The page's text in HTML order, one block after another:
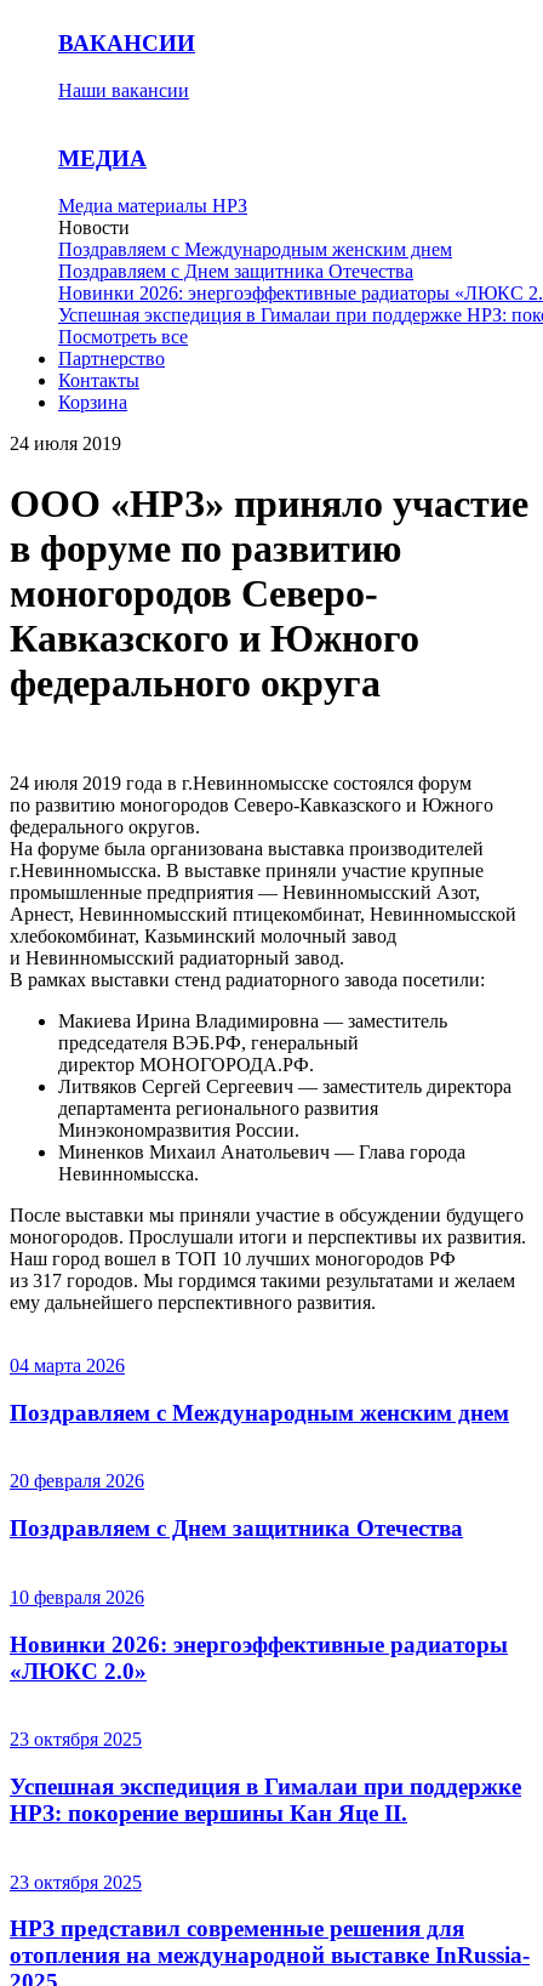
ВАКАНСИИ
Наши вакансии
МЕДИА
Медиа материалы НРЗ
Новости
Поздравляем с Международным женским днем
Поздравляем с Днем защитника Отечества
Новинки 2026: энергоэффективные радиаторы «ЛЮКС
Успешная экспедиция в Гималаи при поддержке НРЗ:
Посмотреть все
Партнерство
Контакты
Корзина
24 июля 2019
ООО «НРЗ» приняло участие
в форуме по развитию
моногородов Северо-
Кавказского и Южного
федерального округа
24 июля 2019 года в г.Невинномысске состоялся форум
по развитию моногородов Северо-Кавказского и Южного
федерального округов.
На форуме была организована выставка производителей
г.Невинномысска. В выставке приняли участие крупные
промышленные предприятия — Невинномысский Азот,
Арнест, Невинномысский птицекомбинат, Невинномысской
хлебокомбинат, Казьминский молочный завод
и Невинномысский радиаторный завод.
В рамках выставки стенд радиаторного завода посетили:
Макиева Ирина Владимировна — заместитель
председателя ВЭБ.РФ, генеральный
директор МОНОГОРОДА.РФ.
Литвяков Сергей Сергеевич — заместитель директора
департамента регионального развития
Минэкономразвития России.
Миненков Михаил Анатольевич — Глава города
Невинномысска.
После выставки мы приняли участие в обсуждении будущего
моногородов. Прослушали итоги и перспективы их развития.
Наш город вошел в ТОП 10 лучших моногородов РФ
из 317 городов. Мы гордимся такими результатами и желаем
ему дальнейшего перспективного развития.
04 марта 2026
Поздравляем с Международным женским днем
20 февраля 2026
Поздравляем с Днем защитника Отечества
10 февраля 2026
Новинки 2026: энергоэффективные радиаторы
«ЛЮКС 2.0»
23 октября 2025
Успешная экспедиция в Гималаи при поддержке
НРЗ: покорение вершины Кан Яце II.
23 октября 2025
НРЗ представил современные решения для
отопления на международной выставке InRussia-